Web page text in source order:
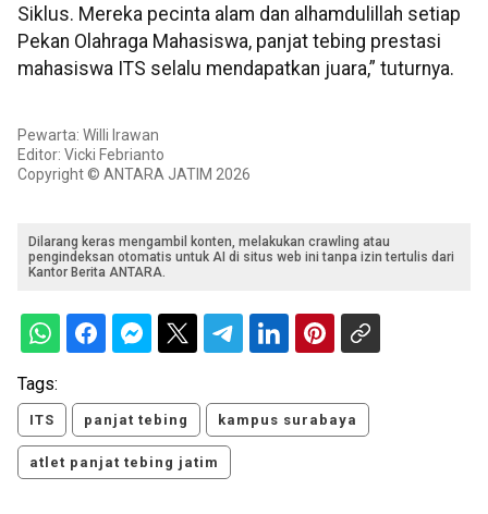
Siklus. Mereka pecinta alam dan alhamdulillah setiap
Pekan Olahraga Mahasiswa, panjat tebing prestasi
mahasiswa ITS selalu mendapatkan juara,” tuturnya.
Pewarta: Willi Irawan
Editor: Vicki Febrianto
Copyright © ANTARA JATIM 2026
Dilarang keras mengambil konten, melakukan crawling atau
pengindeksan otomatis untuk AI di situs web ini tanpa izin tertulis dari
Kantor Berita ANTARA.
Tags:
ITS panjat tebing kampus surabaya
atlet panjat tebing jatim